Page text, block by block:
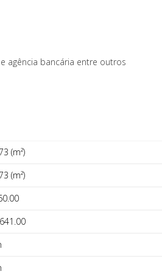
agência bancária entre outros
(m²)
(m²)